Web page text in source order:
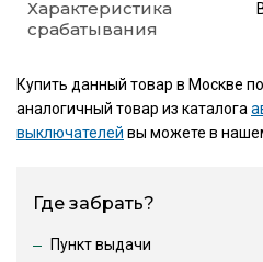
Характеристика
срабатывания
Купить данный товар в Москве
аналогичный товар из каталога
выключателей вы можете в
Где забрать?
Пункт выдачи